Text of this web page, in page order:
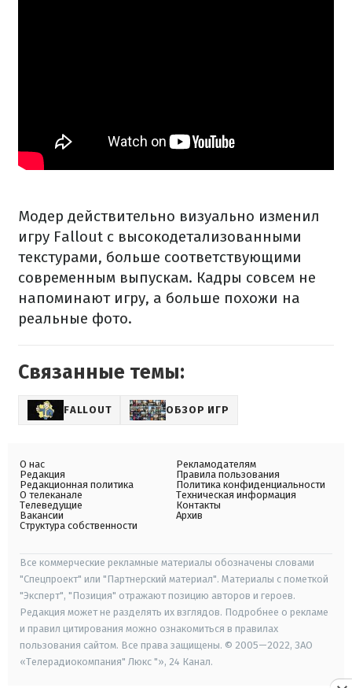
Модер действительно визуально изменил
игру Fallout с высокодетализованными
текстурами, больше соответствующими
современным выпускам. Кадры совсем не
напоминают игру, а больше похожи на
реальные фото.
Связанные темы:
FALLOUT ОБЗОР ИГР
О нас
Редакция
Редакционная политика
О телеканале
Телеведущие
Вакансии
Структура собственности
Рекламодателям
Правила пользования
Политика конфиденциальности
Техническая информация
Контакты
Архив
Все коммерческие рекламные материалы обозначены словами
"Спецпроект" или "Партнерский материал". Материалы с пометкой
"Эксперт", "Позиция" отражают позицию авторов и героев.
Редакция может не разделять их взглядов. Подробнее о рекламе
и правил цитирования можно ознакомиться в правилах
пользования сайтом. Все права защищены. © 2005—2022, ЗАО
«Телерадиокомпания" Люкс "», 24 Канал.